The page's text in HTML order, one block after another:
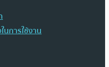
นการใช้งาน